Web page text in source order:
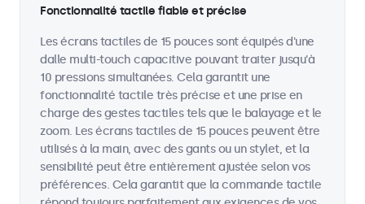
Fonctionnalité tactile fiable et précise
Les écrans tactiles de 15 pouces sont équipés d'une
dalle multi-touch capacitive pouvant traiter jusqu'à
10 pressions simultanées. Cela garantit une
fonctionnalité tactile très précise et une prise en
charge des gestes tactiles tels que le balayage et le
zoom. Les écrans tactiles de 15 pouces peuvent être
utilisés à la main, avec des gants ou un stylet, et la
sensibilité peut être entièrement ajustée selon vos
préférences. Cela garantit que la commande tactile